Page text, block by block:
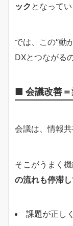
ック となって
では、この“動
DXとつながる
■ 会議改善＝
会議は、情報
そこがうまく
の流れも停滞
課題が正し